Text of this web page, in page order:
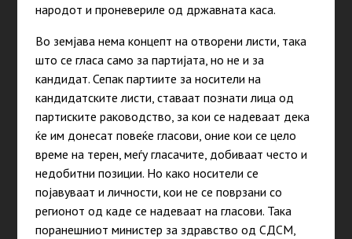
народот и проневериле од државната каса.
Во земјава нема концепт на отворени листи, така
што се гласа само за партијата, но не и за
кандидат. Сепак партиите за носители на
кандидатските листи, ставаат познати лица од
партиските раководство, за кои се надеваат дека
ќе им донесат повеќе гласови, оние кои се цело
време на терен, меѓу гласачите, добиваат често и
недобитни позиции. Но како носители се
појавуваат и личности, кои не се поврзани со
регионот од каде се надеваат на гласови. Така
поранешниот министер за здравство од СДСМ,